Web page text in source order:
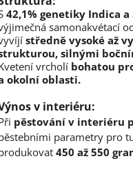
42,1% genetiky Indica a
samonakvétací
středně vysoké až
silnými
vrcholí bohatou
okolní oblasti.
v interiéru:
pěstování v interiéru
parametry pro
450 až 550